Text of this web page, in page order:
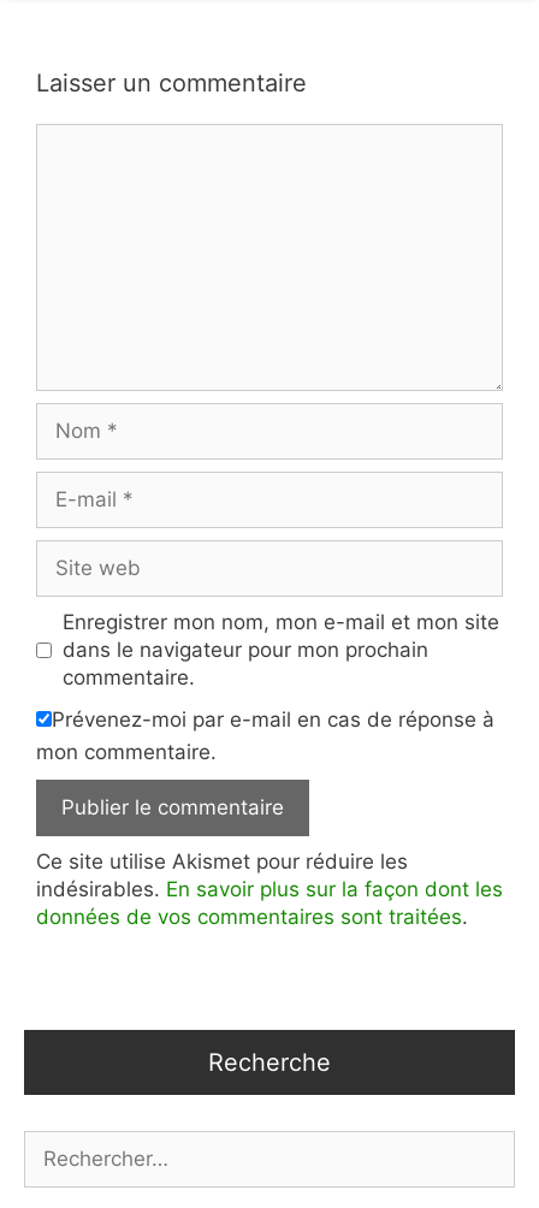
Laisser un commentaire
mail
web
Enregistrer mon nom, mon e-mail et mon site
dans le navigateur pour mon prochain
commentaire.
Prévenez-moi par e-mail en cas de réponse à
mon commentaire.
Ce site utilise Akismet pour réduire les
indésirables. En savoir plus sur la façon dont les
données de vos commentaires sont traitées.
Recherche